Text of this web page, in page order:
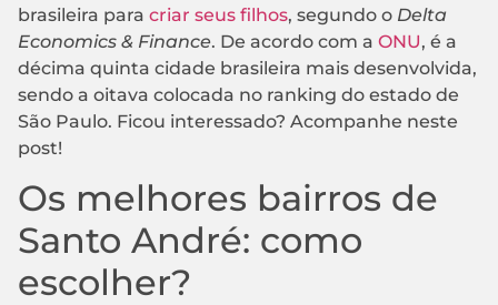
brasileira para criar seus filhos, segundo o Delta
Economics & Finance. De acordo com a ONU, é a
décima quinta cidade brasileira mais desenvolvida,
sendo a oitava colocada no ranking do estado de
São Paulo. Ficou interessado? Acompanhe neste
post!
Os melhores bairros de
Santo André: como
escolher?